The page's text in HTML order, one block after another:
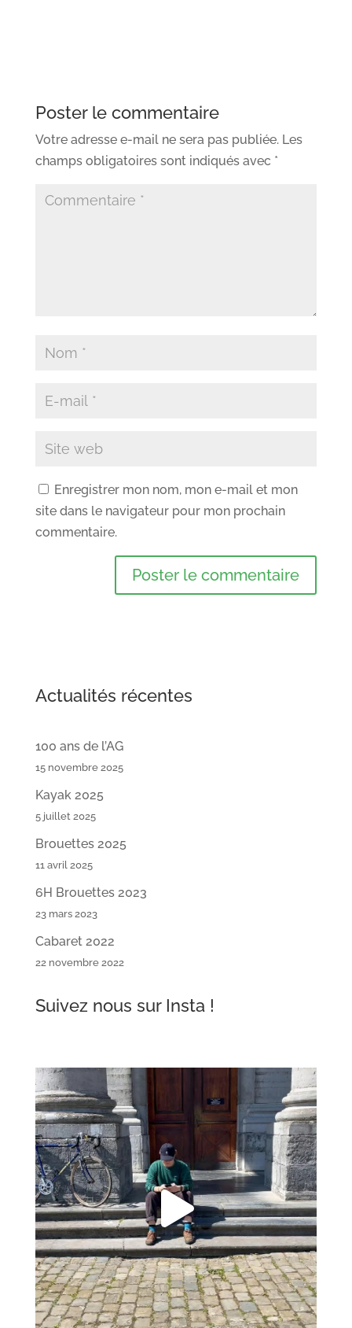
Poster le commentaire
Votre adresse e-mail ne sera pas publiée. Les
champs obligatoires sont indiqués avec *
Enregistrer mon nom, mon e-mail et mon
site dans le navigateur pour mon prochain
commentaire.
Actualités récentes
100 ans de l’AG
15 novembre 2025
Kayak 2025
5 juillet 2025
Brouettes 2025
11 avril 2025
6H Brouettes 2023
23 mars 2023
Cabaret 2022
22 novembre 2022
Suivez nous sur Insta !